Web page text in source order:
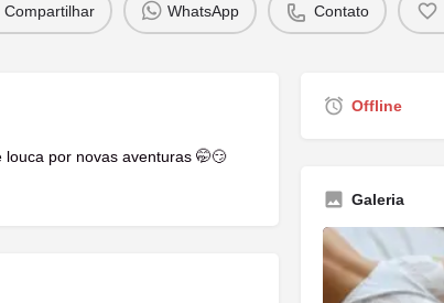
Compartilhar WhatsApp Contato
por novas aventuras 🤭😏
Offline
Galeria